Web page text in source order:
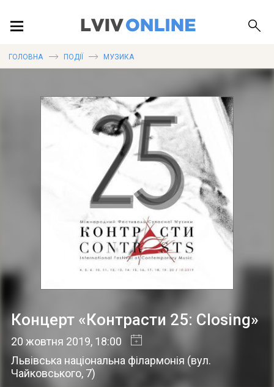
ГОЛОВНА ПОДІЇ МУЗИКА
Концерт «Контрасти 25: Closing»
20 жовтня 2019, 18:00
Львівська національна філармонія (вул.
Чайковського, 7)